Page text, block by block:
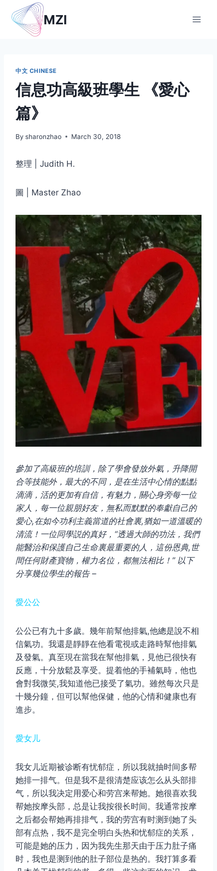
content
MZI
中文 CHINESE
信息功高級班學生 《愛心
篇》
By sharonzhao March 30, 2018
整理 | Judith H.
圖 | Master Zhao
參加了高級班的培訓，除了學會發放外氣，升降開
合等技能外，最大的不同，是在生活中心情的點點
滴滴，活的更加有自信，有魅力，關心身旁每一位
家人，每一位親朋好友，無私而默默的奉獻自己的
愛心,在如今功利主義當道的社會裏,猶如一道溫暖的
清流！一位同學説的真好， “透過大師的功法，我們
能醫治和保護自己生命裏最重要的人，這份恩典, 世
間任何財產寶物，權力名位，都無法相比！ ” 以下
分享幾位學生的報告 –
愛公公
公公已有九十多歲。幾年前幫他排氣,他總是說不相
信氣功。我還是靜靜在他看電視或走路時幫他排氣
及發氣。真至現在當我在幫他排氣，見他已很快有
反應，十分放鬆及享受。提着他的手補氣時，他也
會對我微笑,我知道他已接受了氣功。雖然每次只是
十幾分鐘，但可以幫他保健，他的心情和健康也有
進步。
愛女儿
我女儿近期被诊断有忧郁症，所以我就抽时间多帮
她排一排气。但是我不是很清楚应该怎么从头部排
气，所以我决定用爱心和劳宫来帮她。她很喜欢我
帮她按摩头部，总是让我按很长时间。我通常按摩
之后都会帮她再排排气，我的劳宫有时测到她了头
部有点热，我不是完全明白头热和忧郁症的关系，
可能是她的压力，因为我先生那天由于压力肚子痛
时，我也是测到他的肚子部位是热的。我打算多看